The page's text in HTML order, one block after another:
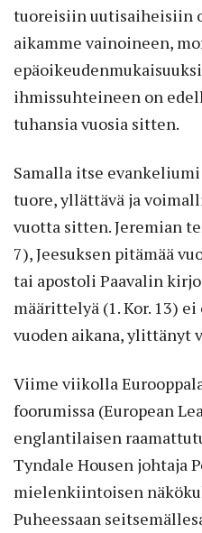
tuoreisiin uutisaiheisiin
aikamme vainoineen,
ihmissuhteineen on
tuhansia vuosia sitten.
Samalla itse
tuore, yllättävä ja
vuotta sitten. Jeremian
7), Jeesuksen pitämää
tai apostoli Paavalin
määrittelyä (1. Kor. 13)
vuoden aikana, ylittänyt
Viime viikolla
foorumissa (European
englantilaisen
Tyndale Housen johtaja
mielenkiintoisen
Puheessaan